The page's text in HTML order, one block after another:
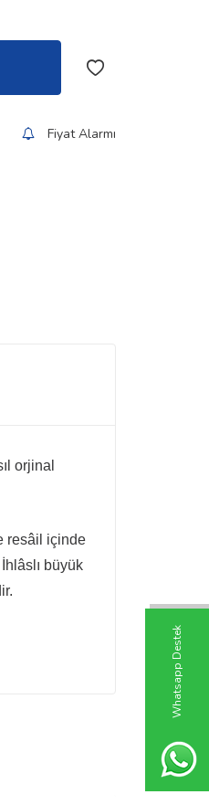
W
h
t
s
a
p
p
D
e
s
t
e
k
H
a
t
t
Fiyat Alarmı
orjinal
resâil içinde
büyük